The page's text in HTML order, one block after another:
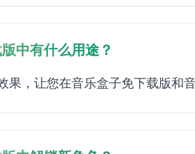
中有什么用途？
果，让您在音乐盒子免下载版和